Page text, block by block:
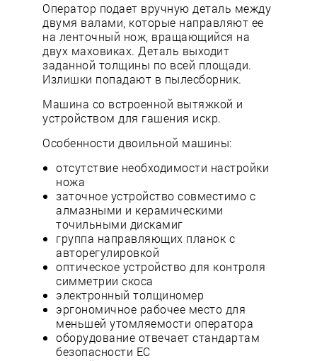
Оператор подает вручную деталь между
двумя валами, которые направляют ее
на ленточный нож, вращающийся на
двух маховиках. Деталь выходит
заданной толщины по всей площади.
Излишки попадают в пылесборник.
Машина со встроенной вытяжкой и
устройством для гашения искр.
Особенности двоильной машины:
отсутствие необходимости настройки
ножа
заточное устройство совместимо с
алмазными и керамическими
точильными дискамиг
группа направляющих планок с
авторегулировкой
оптическое устройство для контроля
симметрии скоса
электронный толщиномер
эргономичное рабочее место для
меньшей утомляемости оператора
оборудование отвечает стандартам
безопасности ЕС